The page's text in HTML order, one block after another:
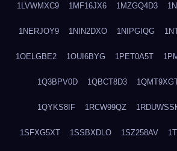
1LVWMXC9 1MF16JX6 1MZGQ4D3
1NERJOY9 1NIN2DXO 1NIPGIQG
1OELGBE2 1OUI6BYG 1PET0A5T
1Q3BPV0D 1QBCT8D3
1QYKS8IF 1RCW99QZ
1SFXG5XT 1SSBXDLO 1SZ258AV